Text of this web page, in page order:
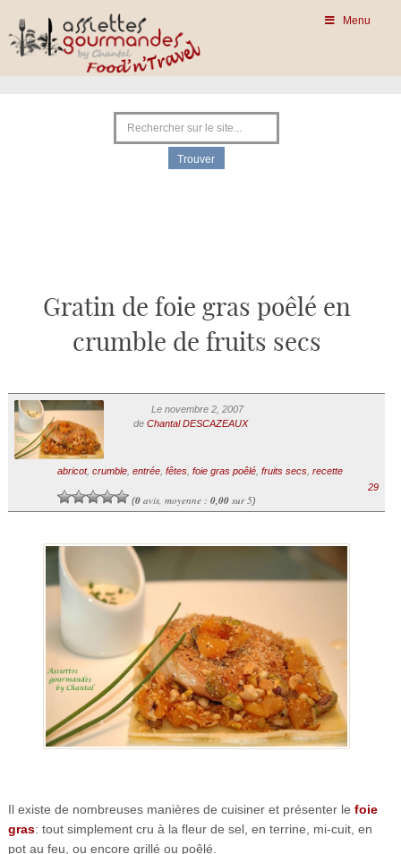
Menu
Gratin de foie gras poêlé en
crumble de fruits secs
Le novembre 2, 2007
de Chantal DESCAZEAUX
abricot, crumble, entrée, fêtes, foie gras poêlé, fruits secs, recette
(0avis, moyenne : 0,00sur 5)
29
Il existe de nombreuses manières de cuisiner et présenter le foie
gras: tout simplement cru à la fleur de sel, en terrine, mi-cuit, en
pot au feu, ou encore grillé ou poêlé.